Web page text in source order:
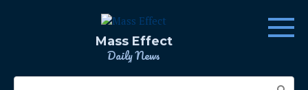
Mass Effect
Daily News
Search: